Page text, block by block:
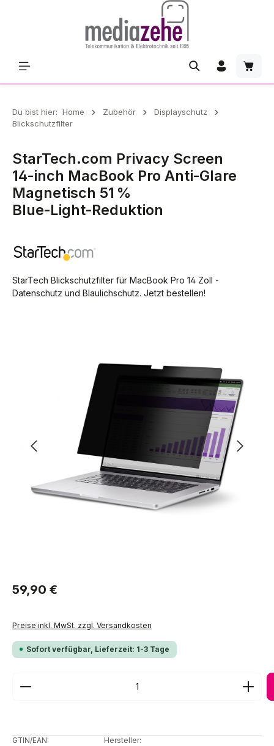
Du bist hier: Home Zubehör
Displayschutz
Blickschutzfilter
StarTech.com Privacy Screen
14‑inch MacBook Pro Anti‑Glare
Magnetisch 51 %
Blue‑Light‑Reduktion
StarTech Blickschutzfilter für MacBook Pro 14 Zoll -
Datenschutz und Blaulichschutz. Jetzt bestellen!
Regulärer Preis:
59,90 €
Preise inkl. MwSt. zzgl. Versandkosten
Sofort verfügbar, Lieferzeit: 1-3 Tage
Produkt Anzahl: Gib den gewünschten Wert ein
GTIN/EAN: Hersteller: